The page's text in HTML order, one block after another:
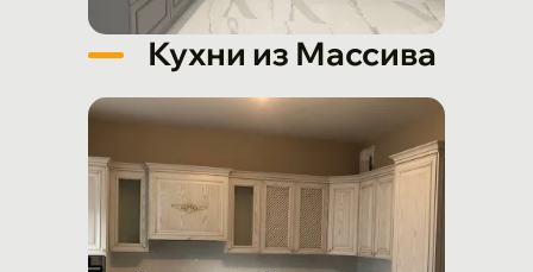
Кухни из Массива